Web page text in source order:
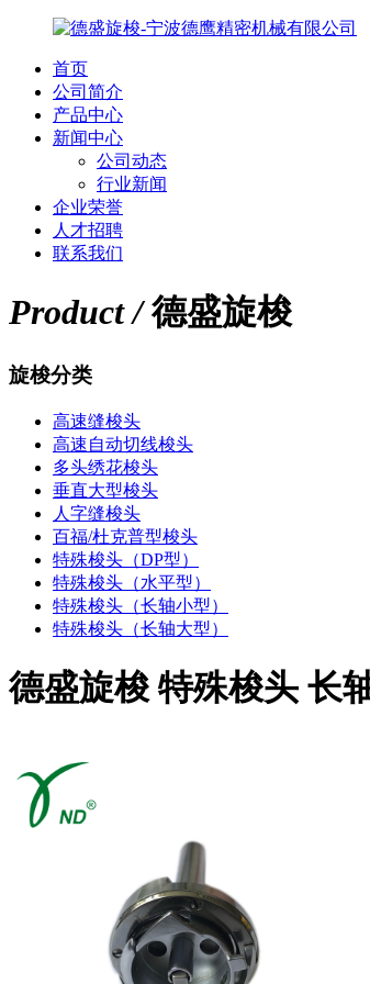
首页
公司简介
产品中心
新闻中心
公司动态
行业新闻
企业荣誉
人才招聘
联系我们
Product /德盛旋梭
旋梭分类
高速缝梭头
高速自动切线梭头
多头绣花梭头
垂直大型梭头
人字缝梭头
百福/杜克普型梭头
特殊梭头（DP型）
特殊梭头（水平型）
特殊梭头（长轴小型）
特殊梭头（长轴大型）
德盛旋梭 特殊梭头 长